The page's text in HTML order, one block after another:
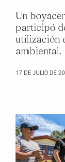
Un
participó
utilización
ambiental.
17 DE JULIO DE